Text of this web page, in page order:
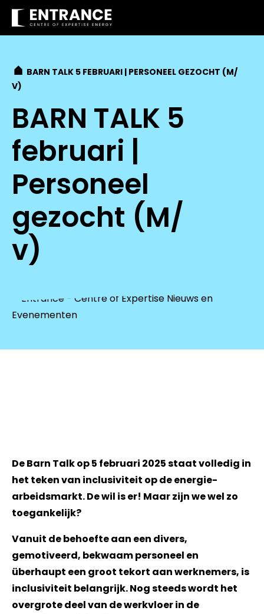
BARN TALK 5 FEBRUARI | PERSONEEL GEZOCHT (M/
V)
BARN TALK 5
februari |
Personeel
gezocht (M/
v)
De Barn Talk op 5 februari 2025 staat volledig in
het teken van inclusiviteit op de energie-
arbeidsmarkt. De wil is er! Maar zijn we wel zo
toegankelijk?
Vanuit de behoefte aan een divers,
gemotiveerd, bekwaam personeel en
überhaupt een groot tekort aan werknemers, is
inclusiviteit belangrijk. Nog steeds wordt het
overgrote deel van de werkvloer in de